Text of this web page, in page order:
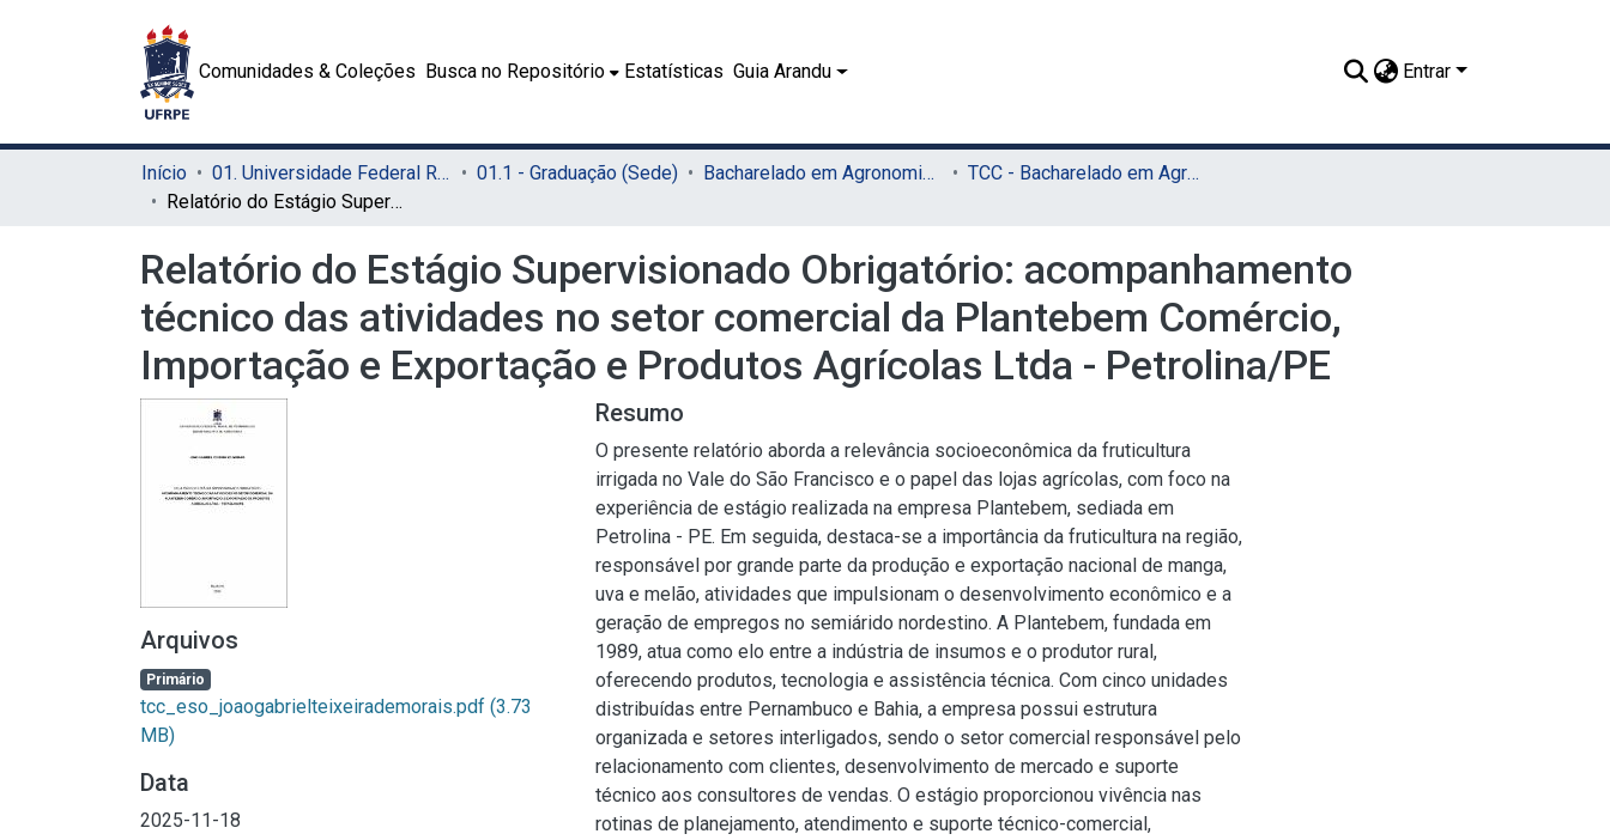
Comunidades & Coleções Busca no Repositório Estatísticas Guia Arandu Entrar
Início 01. Universidade Federal Rural de Pernambuco - UFRPE (Sede) 01.1 - Graduação (Sede) Bacharelado em Agronomia (Sede)
TCC - Bacharelado em Agronomia (Sede)
Relatório do Estágio Supervisionado Obrigatório: acompanhamento técnico das atividades no setor comercial da Plantebem Comércio, Importação e Exportação e Produtos Agrícolas Ltda - Petrolina/PE
Relatório do Estágio Supervisionado Obrigatório: acompanhamento
técnico das atividades no setor comercial da Plantebem Comércio,
Importação e Exportação e Produtos Agrícolas Ltda - Petrolina/PE
Arquivos
Primário
tcc_eso_joaogabrielteixeirademorais.pdf (3.73
MB)
Data
2025-11-18
Resumo
O presente relatório aborda a relevância socioeconômica da fruticultura
irrigada no Vale do São Francisco e o papel das lojas agrícolas, com foco na
experiência de estágio realizada na empresa Plantebem, sediada em
Petrolina - PE. Em seguida, destaca-se a importância da fruticultura na região,
responsável por grande parte da produção e exportação nacional de manga,
uva e melão, atividades que impulsionam o desenvolvimento econômico e a
geração de empregos no semiárido nordestino. A Plantebem, fundada em
1989, atua como elo entre a indústria de insumos e o produtor rural,
oferecendo produtos, tecnologia e assistência técnica. Com cinco unidades
distribuídas entre Pernambuco e Bahia, a empresa possui estrutura
organizada e setores interligados, sendo o setor comercial responsável pelo
relacionamento com clientes, desenvolvimento de mercado e suporte
técnico aos consultores de vendas. O estágio proporcionou vivência nas
rotinas de planejamento, atendimento e suporte técnico-comercial,